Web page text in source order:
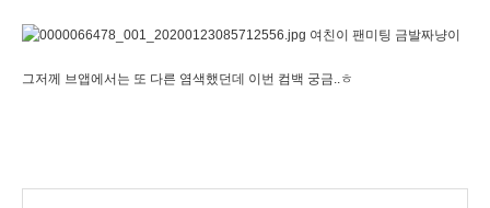
그저께 브앱에서는 또 다른 염색했던데 이번 컴백 궁금..ㅎ